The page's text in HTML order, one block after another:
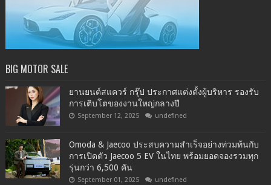
BIG MOTOR SALE
ยานยนต์สแควร์ กรุ๊ป ประกาศแต่งตั้งผู้บริหาร รองรับ
การเติบโตของงานใหญ่กลางปี
September 12, 2025 undefined
Omoda & Jaecoo ประสบความสำเร็จอย่างท่วมท้นกับ
การเปิดตัว Jaecoo 5 EV ในไทย พร้อมยอดจองรวมทุก
รุ่นกว่า 6,500 คัน
September 01, 2025 undefined